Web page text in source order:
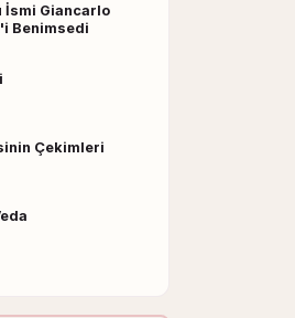
İsmi Giancarlo
Benimsedi
Çekimleri